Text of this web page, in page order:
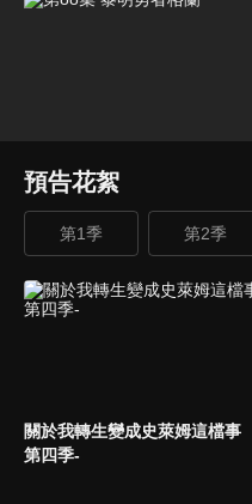
預告花絮
第1季 第2季
關於我轉生變成史萊姆這檔事
第四季-